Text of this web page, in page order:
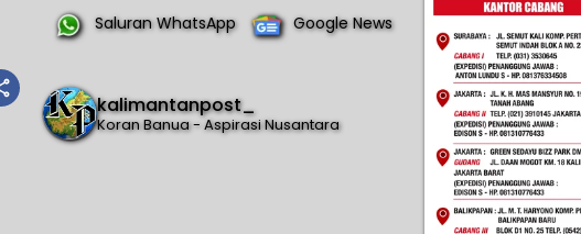
Saluran WhatsApp Google News
kalimantanpost_
Koran Banua - Aspirasi Nusantara